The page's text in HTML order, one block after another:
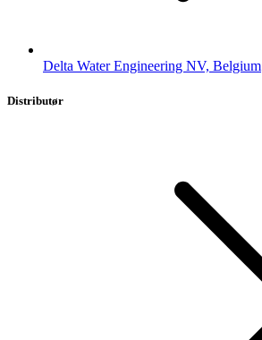
Delta Water Engineering NV, Belgium
Distributør